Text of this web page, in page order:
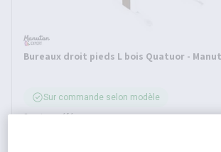
Bureaux droit pieds L bois Quatuor -
Sur commande selon modèle
2 autres références